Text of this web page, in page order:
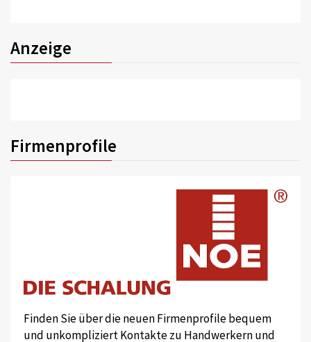
Anzeige
Firmenprofile
Finden Sie über die neuen Firmenprofile bequem
und unkompliziert Kontakte zu Handwerkern und